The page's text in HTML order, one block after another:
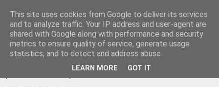
Der (europäische)
Föderalist
This site uses cookies from Google to deliver its services
and to analyze traffic. Your IP address and user-agent are
shared with Google along with performance and security
metrics to ensure quality of service, generate usage
statistics, and to detect and address abuse.
LEARN MORE GOT IT